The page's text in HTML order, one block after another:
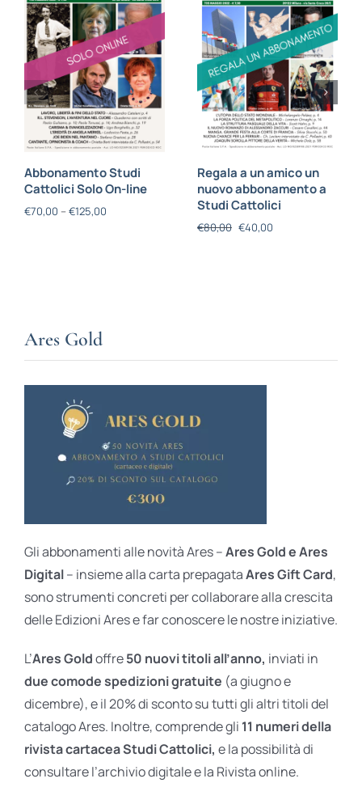
Abbonamento Studi
Cattolici Solo On-line
€70,00 – €125,00
Regala a un amico un
nuovo abbonamento a
Studi Cattolici
€80,00 €40,00
Ares Gold
Gli abbonamenti alle novità Ares –Ares Gold e Ares
Digital– insieme alla carta prepagataAres Gift Card,
sono strumenti concreti per collaborare alla crescita
delle Edizioni Ares e far conoscere le nostre iniziative.
L’Ares Goldoffre50 nuovi titoli all’anno, inviati in
due comode spedizioni gratuite (a giugno e
dicembre), e il 20% di sconto su tutti gli altri titoli del
catalogo Ares. Inoltre, comprende gli 11 numeri della
rivista cartacea Studi Cattolici, e la possibilità di
consultare l’archivio digitale e la Rivista online.